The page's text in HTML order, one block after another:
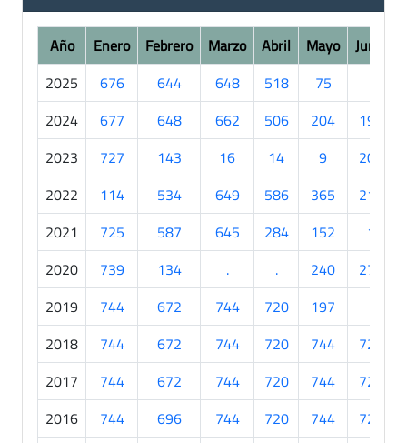
Año Enero Febrero Marzo Abril Mayo Junio
2025
676 644 648 518 75
2024
677 648 662 506 204
198
2023
727 143 16 14 9 206
2022
114 534 649 586 365 216
2021
725 587 645 284 152
1
2020
739 134 . . 240 270
2019
744 672 744 720 197
2018
744 672 744 720 744 720
2017
744 672 744 720 744 720
2016
744 696 744 720 744 720